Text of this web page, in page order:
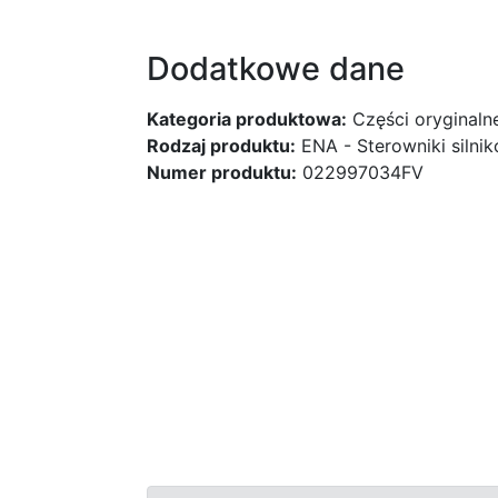
Dodatkowe dane
Kategoria produktowa: Części
Rodzaj produktu: ENA - Sterowniki
Numer produktu: 022997034FV